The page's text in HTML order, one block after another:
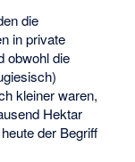
die
in private
obwohl die
kleiner waren,
Hektar
der Begriff